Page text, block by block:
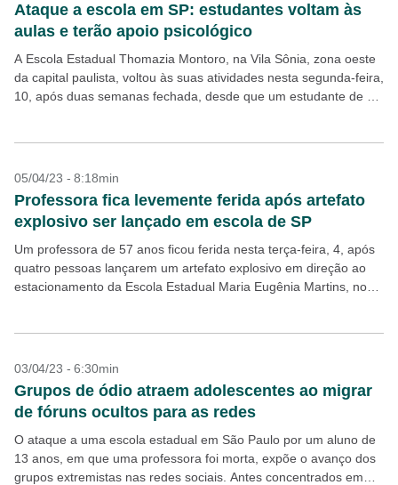
Ataque a escola em SP: estudantes voltam às
aulas e terão apoio psicológico
A Escola Estadual Thomazia Montoro, na Vila Sônia, zona oeste
da capital paulista, voltou às suas atividades nesta segunda-feira,
10, após duas semanas fechada, desde que um estudante de 13
05/04/23 - 8:18min
Professora fica levemente ferida após artefato
explosivo ser lançado em escola de SP
Um professora de 57 anos ficou ferida nesta terça-feira, 4, após
quatro pessoas lançarem um artefato explosivo em direção ao
estacionamento da Escola Estadual Maria Eugênia Martins, no
03/04/23 - 6:30min
Grupos de ódio atraem adolescentes ao migrar
de fóruns ocultos para as redes
O ataque a uma escola estadual em São Paulo por um aluno de
13 anos, em que uma professora foi morta, expõe o avanço dos
grupos extremistas nas redes sociais. Antes concentrados em